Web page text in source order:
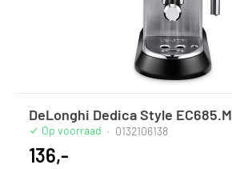
DeLonghi Dedica Style EC685.M
Op voorraad · 0132106138
136,-